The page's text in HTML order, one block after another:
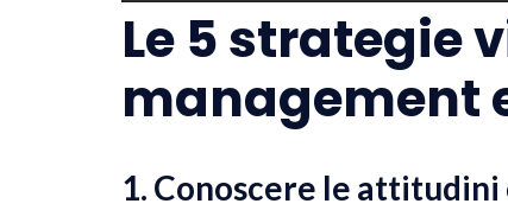
Le 5 strategie
management
1. Conoscere le